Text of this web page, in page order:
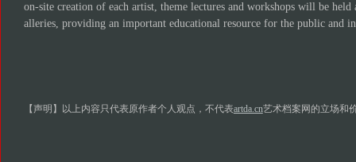
on-site creation of each artist, theme lectures and workshops will be held
alleries, providing an important educational resource for the public and
【声明】以上内容只代表原作者个人观点，不代表artda.cn艺术档案网的立场和